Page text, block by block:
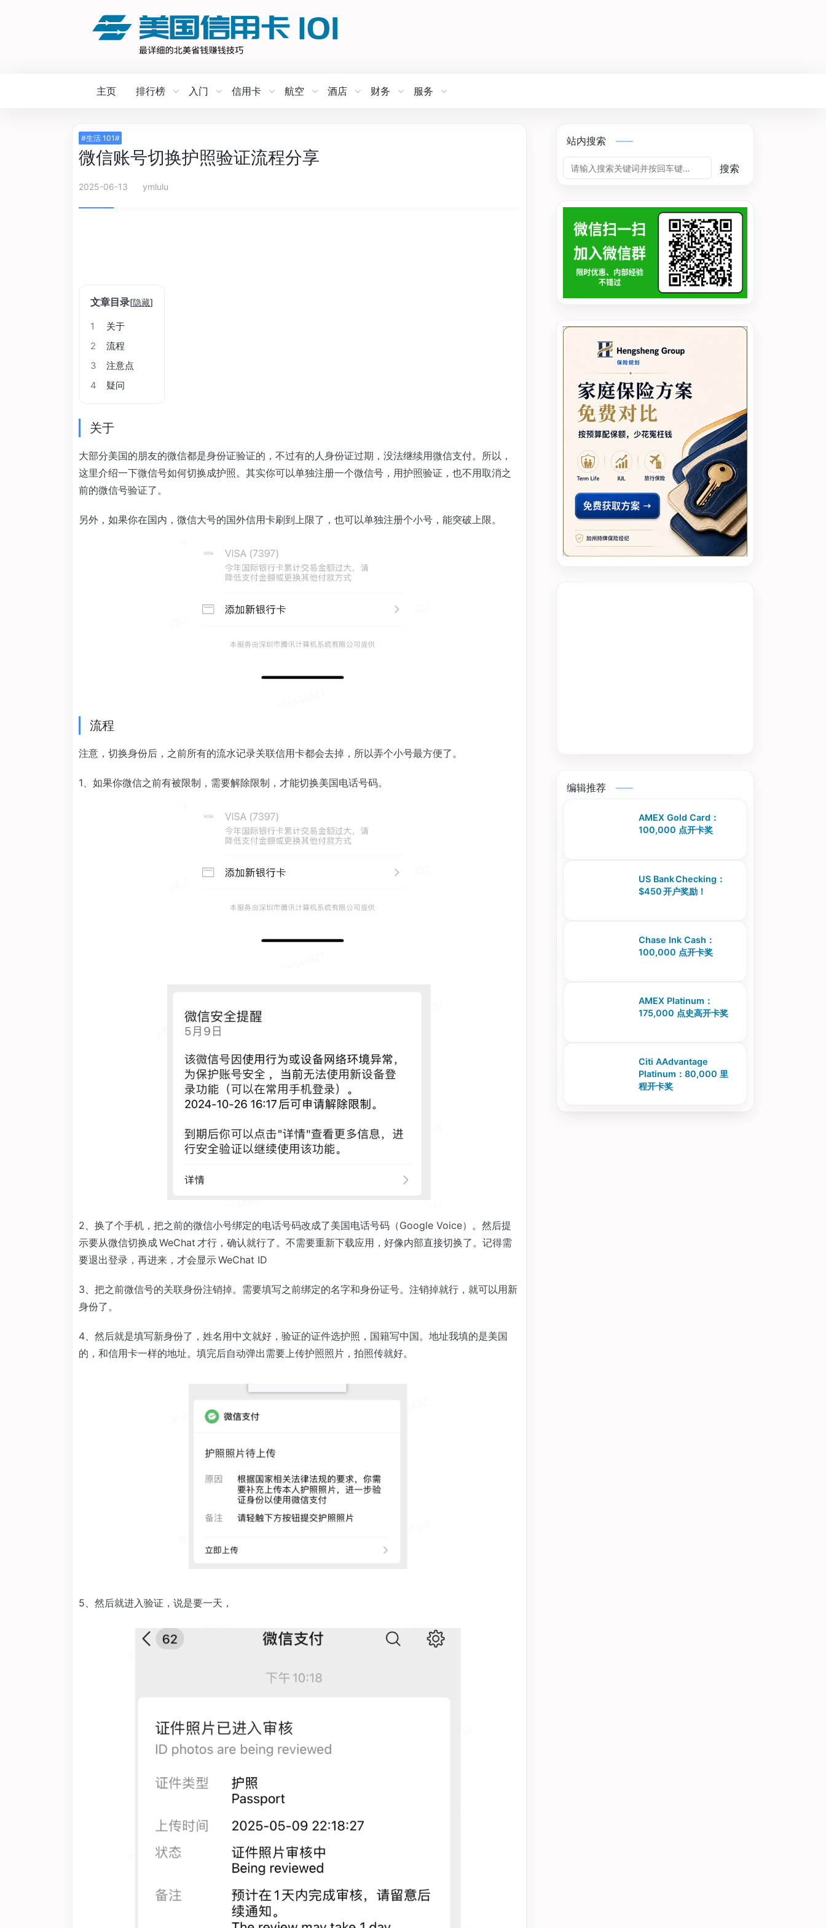
主页 排行榜 入门 信用卡 航空 酒店 财务 服务
#生活 101#
微信账号切换护照验证流程分享
2025-06-13 ymlulu
文章目录[隐藏]
1
关于
2
流程
3
注意点
4
疑问
关于
大部分美国的朋友的微信都是身份证验证的，不过有的人身份证过期，没法继续用微信支付。所以，
这里介绍一下微信号如何切换成护照。其实你可以单独注册一个微信号，用护照验证，也不用取消之
前的微信号验证了。
另外，如果你在国内，微信大号的国外信用卡刷到上限了，也可以单独注册个小号，能突破上限。
流程
注意，切换身份后，之前所有的流水记录关联信用卡都会去掉，所以弄个小号最方便了。
1、如果你微信之前有被限制，需要解除限制，才能切换美国电话号码。
2、换了个手机，把之前的微信小号绑定的电话号码改成了美国电话号码（Google Voice）。然后提
示要从微信切换成 WeChat 才行，确认就行了。不需要重新下载应用，好像内部直接切换了。记得需
要退出登录，再进来，才会显示 WeChat ID
3、把之前微信号的关联身份注销掉。需要填写之前绑定的名字和身份证号。注销掉就行，就可以用新
身份了。
4、然后就是填写新身份了，姓名用中文就好，验证的证件选护照，国籍写中国。地址我填的是美国
的，和信用卡一样的地址。填完后自动弹出需要上传护照照片，拍照传就好。
5、然后就进入验证，说是要一天，
站内搜索
搜索
编辑推荐
AMEX Gold Card：
100,000 点开卡奖
US Bank Checking：
$450 开户奖励！
Chase Ink Cash：
100,000 点开卡奖
AMEX Platinum：
175,000 点史高开卡奖
Citi AAdvantage
Platinum：80,000 里
程开卡奖